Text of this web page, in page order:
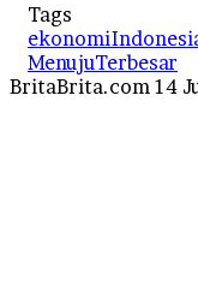
Tags
MenujuTerbesar
BritaBrita.com Send
14